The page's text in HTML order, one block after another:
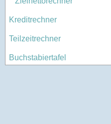
Kreditrechner
Teilzeitrechner
Buchstabiertafel